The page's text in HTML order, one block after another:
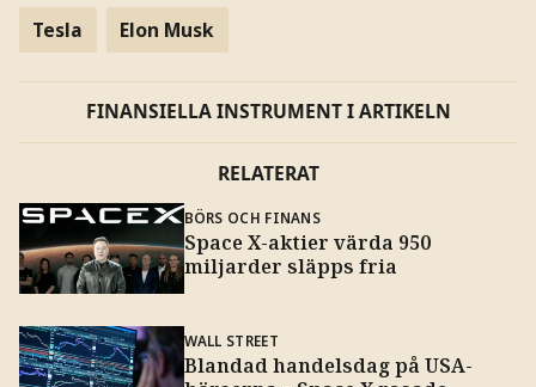
Tesla Elon Musk
FINANSIELLA INSTRUMENT I ARTIKELN
RELATERAT
BÖRS OCH FINANS
Space X-aktier värda 950
miljarder släpps fria
WALL STREET
Blandad handelsdag på USA-